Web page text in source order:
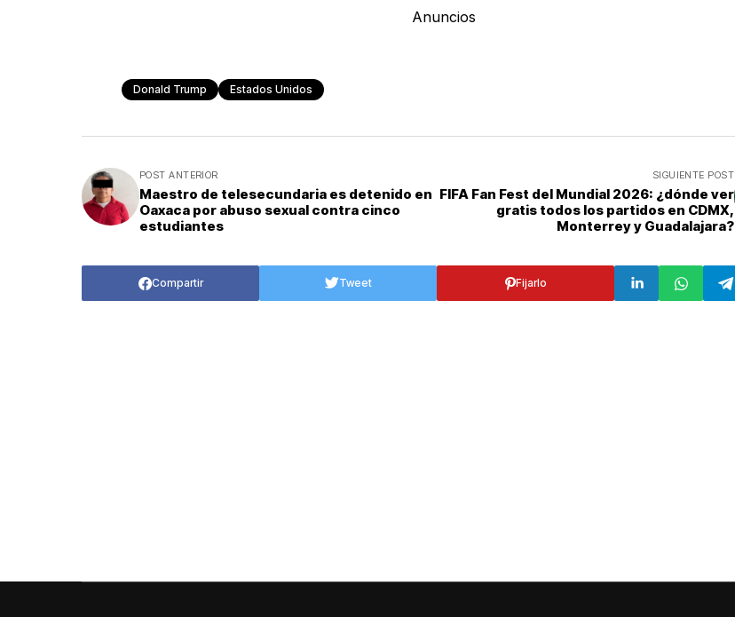
Anuncios
Donald Trump Estados Unidos
POST ANTERIOR
Maestro de telesecundaria es detenido en
Oaxaca por abuso sexual contra cinco
estudiantes
SIGUIENTE POST
FIFA Fan Fest del Mundial 2026: ¿dónde ver
gratis todos los partidos en CDMX,
Monterrey y Guadalajara?
Compartir Tweet Fijarlo